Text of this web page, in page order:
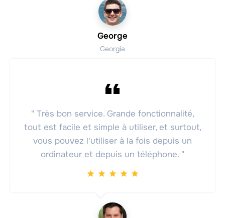
George
Georgia
" Très bon service. Grande fonctionnalité,
tout est facile et simple à utiliser, et surtout,
vous pouvez l'utiliser à la fois depuis un
ordinateur et depuis un téléphone. "